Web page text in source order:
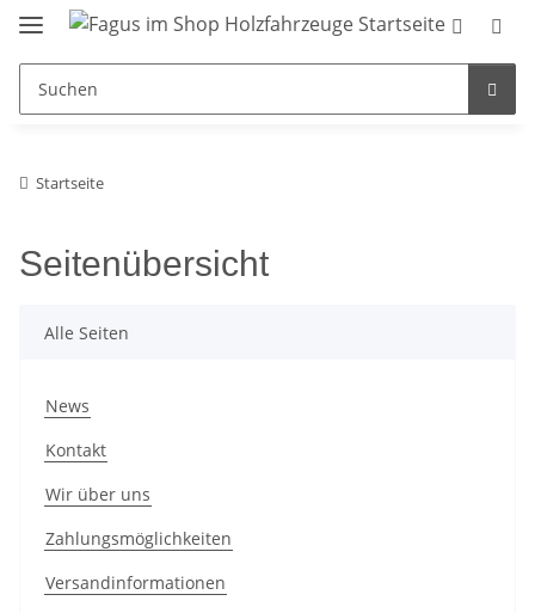
Startseite
Seitenübersicht
Alle Seiten
News
Kontakt
Wir über uns
Zahlungsmöglichkeiten
Versandinformationen